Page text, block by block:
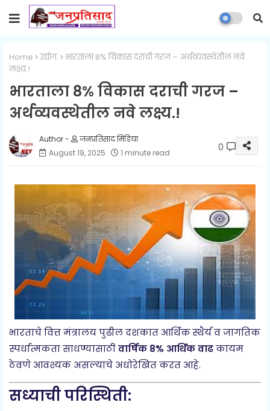
Home उद्योग.
भारताला 8% विकास दराची गरज – अर्थव्यवस्थेतील नवे
लक्ष्य.!
भारताला 8% विकास दराची गरज –
अर्थव्यवस्थेतील नवे लक्ष्य.!
जनप्रतिसाद मिडिया
August 19, 2025
1 minute read 0
भारताचे वित्त मंत्रालय पुढील दशकात आर्थिक स्थैर्य व जागतिक
स्पर्धात्मकता साधण्यासाठीवार्षिक 8% आर्थिक वाढकायम
ठेवणे आवश्यक असल्याचे अधोरेखित करत आहे.
सध्याची परिस्थिती: